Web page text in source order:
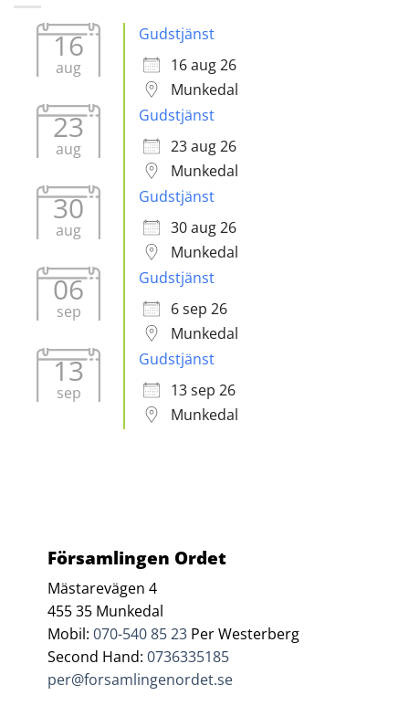
16
aug
Gudstjänst
16 aug 26
Munkedal
23
aug
Gudstjänst
23 aug 26
Munkedal
30
aug
Gudstjänst
30 aug 26
Munkedal
06
sep
Gudstjänst
6 sep 26
Munkedal
13
sep
Gudstjänst
13 sep 26
Munkedal
Församlingen Ordet
Mästarevägen 4
455 35 Munkedal
Mobil:070-540 85 23 Per Westerberg
Second Hand:0736335185
per@forsamlingenordet.se